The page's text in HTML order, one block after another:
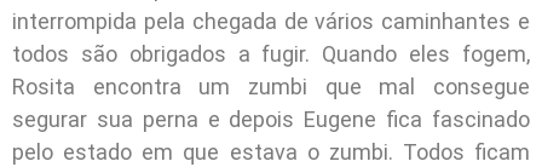
interrompida pela chegada de vários caminhantes e
todos são obrigados a fugir. Quando eles fogem,
Rosita encontra um zumbi que mal consegue
segurar sua perna e depois Eugene fica fascinado
pelo estado em que estava o zumbi. Todos ficam